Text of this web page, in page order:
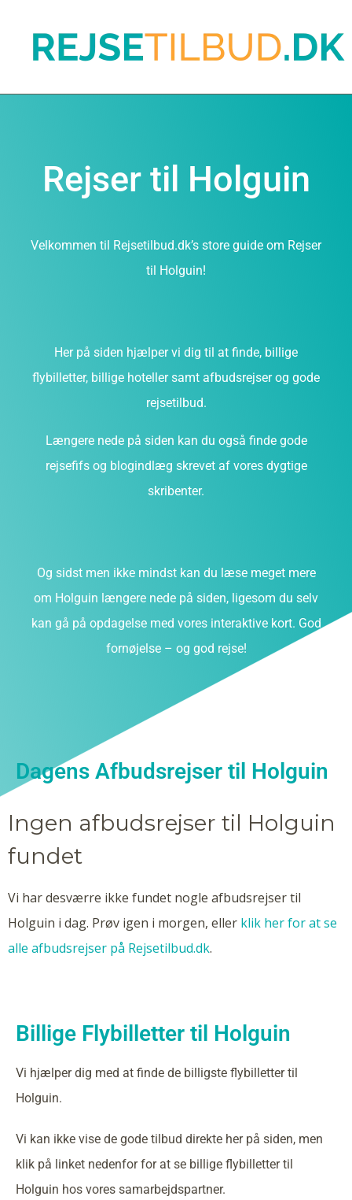
Rejser til Holguin
Velkommen til Rejsetilbud.dk’s store guide om Rejser
til Holguin!
Her på siden hjælper vi dig til at finde, billige
flybilletter, billige hoteller samt afbudsrejser og gode
rejsetilbud.
Længere nede på siden kan du også finde gode
rejsefifs og blogindlæg skrevet af vores dygtige
skribenter.
Og sidst men ikke mindst kan du læse meget mere
om Holguin længere nede på siden, ligesom du selv
kan gå på opdagelse med vores interaktive kort. God
fornøjelse – og god rejse!
Dagens Afbudsrejser til Holguin
Ingen afbudsrejser til Holguin
fundet
Vi har desværre ikke fundet nogle afbudsrejser til
Holguin i dag. Prøv igen i morgen, eller klik her for at se
alle afbudsrejser på Rejsetilbud.dk.
Billige Flybilletter til Holguin
Vi hjælper dig med at finde de billigste flybilletter til
Holguin.
Vi kan ikke vise de gode tilbud direkte her på siden, men
klik på linket nedenfor for at se billige flybilletter til
Holguin hos vores samarbejdspartner.